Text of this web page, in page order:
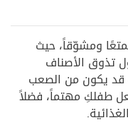
ومشوّقاً، حيث
تذوق الأصناف
قد يكون من الصعب
طفلكِ مهتماً، فضلاً